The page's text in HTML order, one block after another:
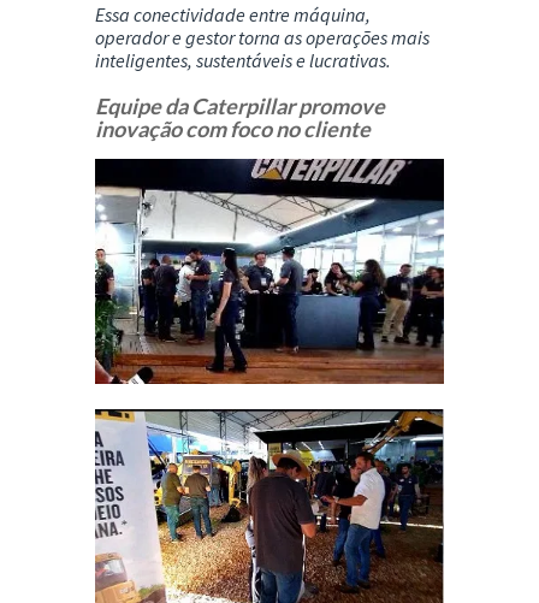
Essa conectividade entre máquina,
operador e gestor torna as operações mais
inteligentes, sustentáveis e lucrativas.
Equipe da Caterpillar promove
inovação com foco no cliente